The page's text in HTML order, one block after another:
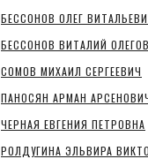
БЕССОНОВ ОЛЕГ
БЕССОНОВ ВИТАЛИЙ
СОМОВ МИХАИЛ СЕРГЕЕВИЧ
ПАНОСЯН АРМАН
ЧЕРНАЯ ЕВГЕНИЯ ПЕТРОВНА
РОЛДУГИНА ЭЛЬВИРА